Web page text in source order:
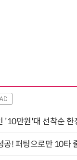
AD
'10만원'대 선착순 한
! 퍼팅으로만 10타